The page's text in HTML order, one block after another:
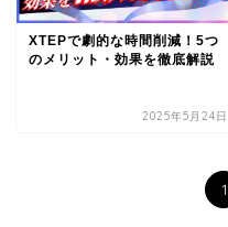
XTEPで劇的な時間削減！5つ
のメリット・効果を徹底解説
2025年5月24日
1